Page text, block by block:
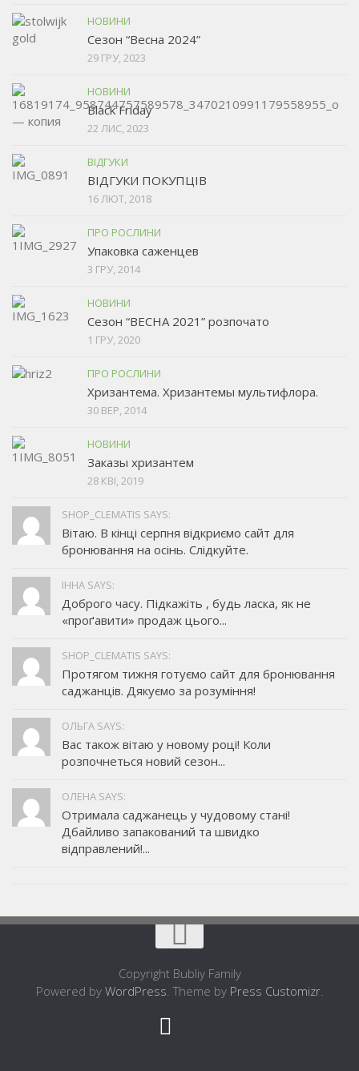
НОВИНИ
Сезон “Весна 2024”
29 ГРУ, 2023
НОВИНИ
Black Friday
22 ЛИС, 2023
ВІДГУКИ
ВІДГУКИ ПОКУПЦІВ
16 ЛЮТ, 2018
ПРО РОСЛИНИ
Упаковка саженцев
3 ГРУ, 2014
НОВИНИ
Сезон “ВЕСНА 2021” розпочато
1 ГРУ, 2020
ПРО РОСЛИНИ
Хризантема. Хризантемы мультифлора.
30 ВЕР, 2014
НОВИНИ
Заказы хризантем
28 КВІ, 2019
SHOP_CLEMATIS SAYS:
Вітаю. В кінці серпня відкриємо сайт для
бронювання на осінь. Слідкуйте.
ІННА SAYS:
Доброго часу. Підкажіть , будь ласка, як не
«проґавити» продаж цього...
SHOP_CLEMATIS SAYS:
Протягом тижня готуємо сайт для бронювання
саджанців. Дякуємо за розуміння!
ОЛЬГА SAYS:
Вас також вітаю у новому році! Коли
розпочнеться новий сезон...
ОЛЕНА SAYS:
Отримала саджанець у чудовому стані!
Дбайливо запакований та швидко
відправлений!...
Copyright Bubliy Family
Powered by WordPress . Theme by Press Customizr.